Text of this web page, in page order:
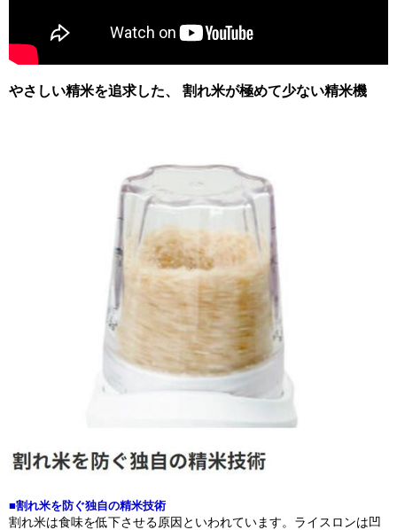
やさしい精米を追求した、 割れ米が極めて少ない精米機
■割れ米を防ぐ独自の精米技術
割れ米は食味を低下させる原因といわれています。ライスロンは凹